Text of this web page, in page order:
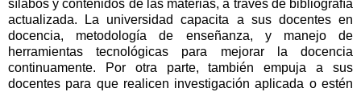
sílabos y contenidos de las materias, a través de bibliografía
actualizada. La universidad capacita a sus docentes en
docencia, metodología de enseñanza, y manejo de
herramientas tecnológicas para mejorar la docencia
continuamente. Por otra parte, también empuja a sus
docentes para que realicen investigación aplicada o estén